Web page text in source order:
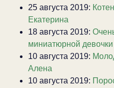
25 августа 2019:
Екатерина
18 августа 2019:
миниатюрной
10 августа 2019:
Алена
10 августа 2019: